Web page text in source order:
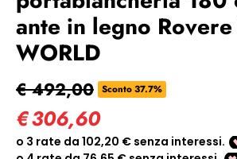
ante in legno
WORLD
€ 492,00 Sconto 37.7%
€306,60